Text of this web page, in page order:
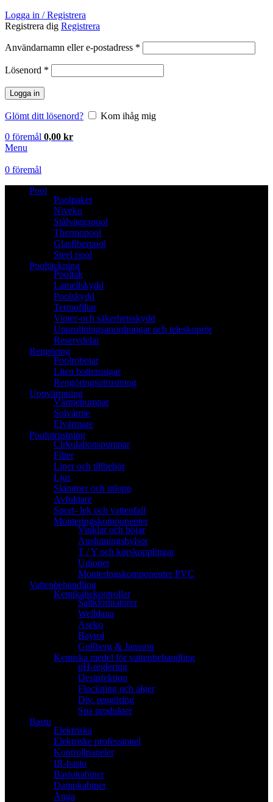
Logga in / Registrera
Registrera dig Registrera
Användarnamn eller e-postadress *
Lösenord *
Logga in
Glömt ditt lösenord?
Kom ihåg mig
0 föremål 0,00 kr
Menu
0 föremål
Pool
Poolpaket
Niveko
Stålväggspool
Thermopool
Glasfiberpool
Steel pool
Pooltäckning
Pooltak
Lamellskydd
Poolskydd
Termofiltar
Vinter-och säkerhetsskydd
Upprullningsanordningar och teleskoprör
Reservdelar
Rengöring
Poolrobotar
Liten bottensugar
Rengöringsutrustning
Uppvärmning
Värmepumpar
Solvärme
Elvärmare
Poolutrustning
Cirkulationspumpar
Filter
Liner och tillbehör
Ljus
Skimmer och utlopp
Avfuktare
Sport- lek och vattenfall
Monteringskomponenter
Vinklar och böjar
Anslutningshylsor
T / Y och korskopplingar
Unioner
Monteringskomponenter PVC
Vattenbehandling
Kemikaliekontroller
Saltklorinatorer
Welldana
Aseko
Bayrol
Gullberg & Jansson
Kemiska medel för vattenbehandling
pH-reglering
Desinfektion
Flockning och alger
Div. rengöring
Spa produkter
Bastu
Elektriska
Elektriske professionel
Kontrollpaneler
IR-bastu
Bastukabiner
Dampkabiner
Ånga